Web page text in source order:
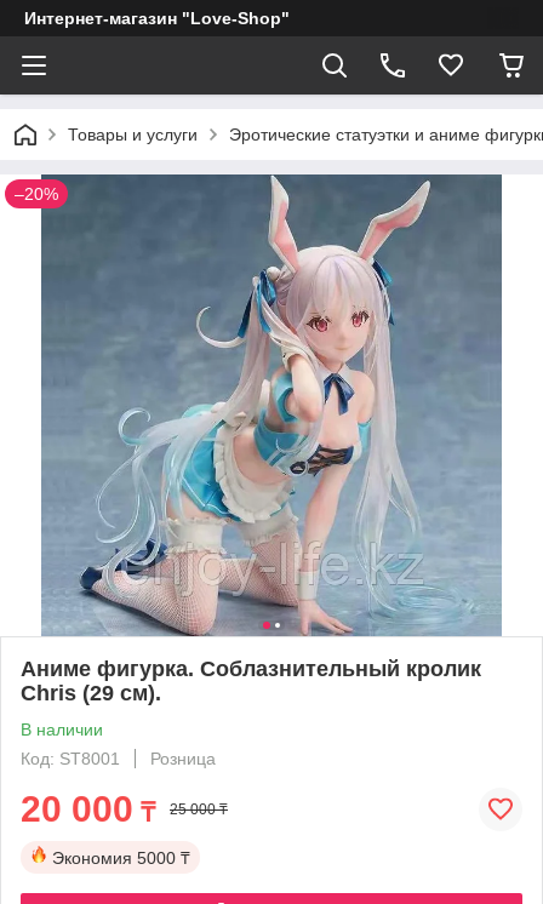
Интернет-магазин "Love-Shop"
Товары и услуги Эротические статуэтки и аниме
–20%
Аниме фигурка. Соблазнительный кролик
Chris (29 см).
В наличии
Код: ST8001
Розница
20 000 ₸ 25 000 ₸
Экономия 5000 ₸